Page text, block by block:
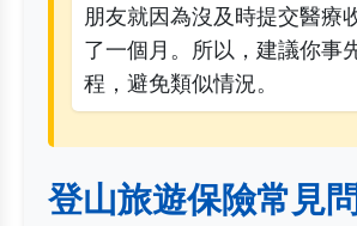
朋友就因為沒及時提交醫療
了一個月。所以，建議你事
程，避免類似情況。
登山旅遊保險常見